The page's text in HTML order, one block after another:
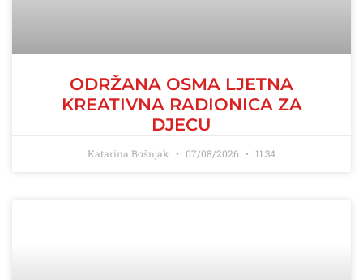
ODRŽANA OSMA LJETNA
KREATIVNA RADIONICA ZA
DJECU
Katarina Bošnjak 07/08/2026 11:34